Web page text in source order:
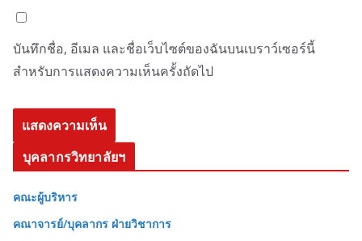
บันทึกชื่อ, อีเมล และชื่อเว็บไซต์ของฉันบนเบราว์เซอร์นี้
สำหรับการแสดงความเห็นครั้งถัดไป
บุคลากรวิทยาลัยฯ
คณะผู้บริหาร
คณาจารย์/บุคลากร ฝ่ายวิชาการ